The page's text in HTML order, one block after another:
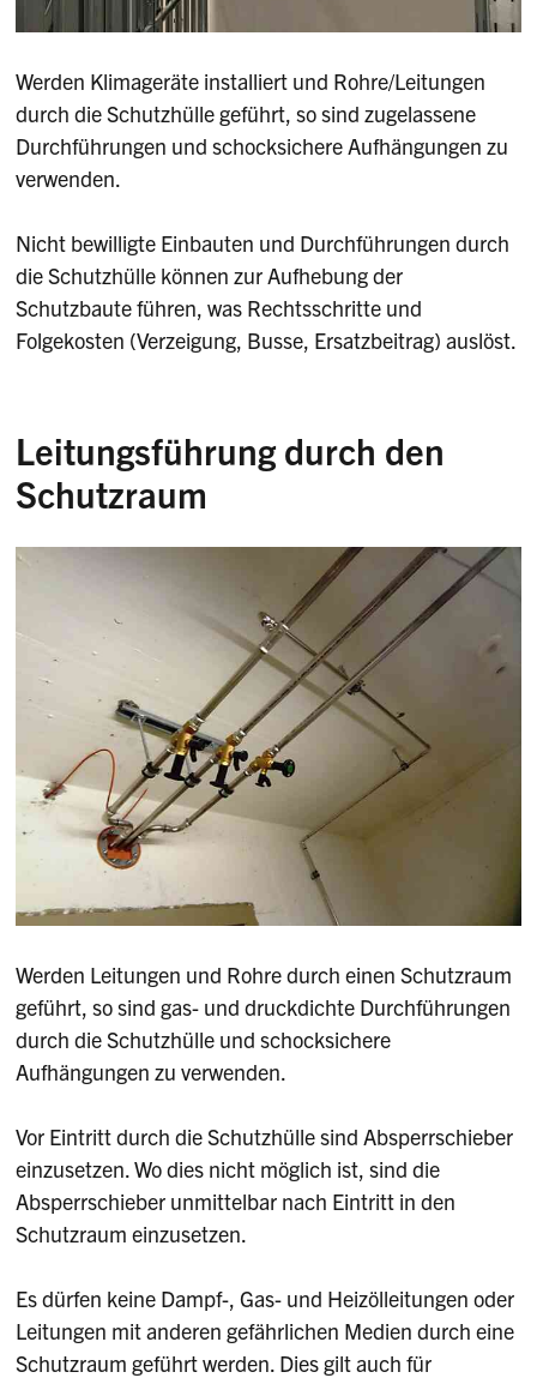
Werden Klimageräte installiert und Rohre/Leitungen
durch die Schutzhülle geführt, so sind zugelassene
Durchführungen und schocksichere Aufhängungen zu
verwenden.
Nicht bewilligte Einbauten und Durchführungen durch
die Schutzhülle können zur Aufhebung der
Schutzbaute führen, was Rechtsschritte und
Folgekosten (Verzeigung, Busse, Ersatzbeitrag) auslöst.
Leitungsführung durch den
Schutzraum
Werden Leitungen und Rohre durch einen Schutzraum
geführt, so sind gas- und druckdichte Durchführungen
durch die Schutzhülle und schocksichere
Aufhängungen zu verwenden.
Vor Eintritt durch die Schutzhülle sind Absperrschieber
einzusetzen. Wo dies nicht möglich ist, sind die
Absperrschieber unmittelbar nach Eintritt in den
Schutzraum einzusetzen.
Es dürfen keine Dampf-, Gas- und Heizölleitungen oder
Leitungen mit anderen gefährlichen Medien durch eine
Schutzraum geführt werden. Dies gilt auch für